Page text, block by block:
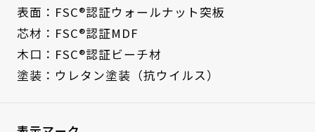
表面：FSC®認証ウォールナット突板
芯材：FSC®認証MDF
木口：FSC®認証ビーチ材
塗装：ウレタン塗装（抗ウイルス）